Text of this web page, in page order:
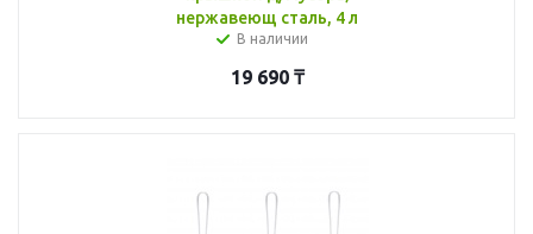
нержавеющ сталь, 4 л
В наличии
19 690₸